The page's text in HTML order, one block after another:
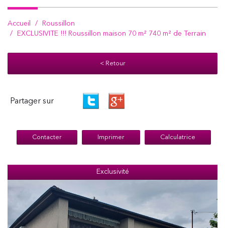
Accueil
Roussillon
EXCLUSIVITE !!! Roussillon maison 70 m² 740 m² de Terrain
< Retour
Partager sur
Contacter Imprimer Calculatrice
Exclusivité